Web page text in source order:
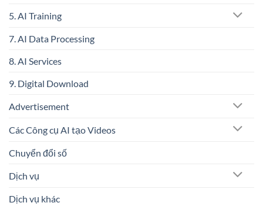
5. AI Training
7. AI Data Processing
8. AI Services
9. Digital Download
Advertisement
Các Công cụ AI tạo Videos
Chuyển đổi số
Dịch vụ
Dịch vụ khác